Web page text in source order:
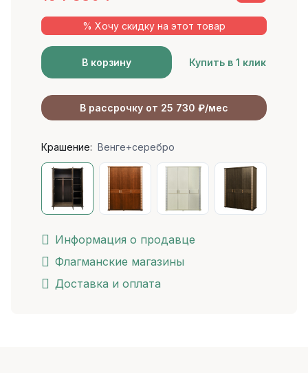
% Хочу скидку на этот товар
В корзину Купить в 1 клик
В рассрочку от 25 730 ₽/мес
Крашение: Венге+серебро
Информация о продавце
Флагманские магазины
Доставка и оплата